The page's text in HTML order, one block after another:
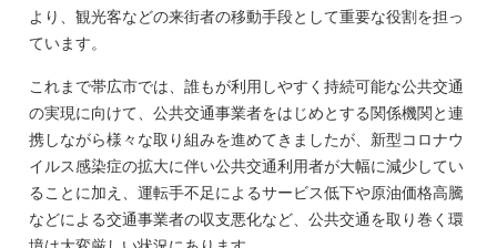
より、観光客などの来街者の移動手段として重要な役割を担っ
ています。
これまで帯広市では、誰もが利用しやすく持続可能な公共交通
の実現に向けて、公共交通事業者をはじめとする関係機関と連
携しながら様々な取り組みを進めてきましたが、新型コロナウ
イルス感染症の拡大に伴い公共交通利用者が大幅に減少してい
ることに加え、運転手不足によるサービス低下や原油価格高騰
などによる交通事業者の収支悪化など、公共交通を取り巻く環